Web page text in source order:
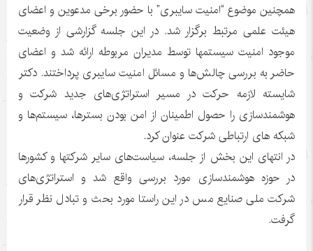
همچنین موضوع “امنیت سایبری” با حضور برخی مدعوین و اعضای
هیئت علمی مرتبط برگزار شد. در این جلسه گزارشی از وضعیت
موجود امنیت سیستمها توسط مدیران مربوطه ارائه شد و اعضای
حاضر به بررسی چالش‌ها و مسائل امنیت سایبری پرداختند. دکتر
شایسته لازمه حرکت در مسیر استراتژی‌های جدید شرکت و
هوشمندسازی را حصول اطمینان از امن بودن بسترها، سیستم‌ها و
شبکه های ارتباطی شرکت عنوان کرد.
در انتهای این بخش از جلسه، سیاست‌های سایر شرکتها و کشورها
در حوزه هوشمندسازی مورد بررسی واقع شد و استراتژی‌های
شرکت ملی صنایع مس در این راستا مورد بحث و تبادل نظر قرار
گرفت.